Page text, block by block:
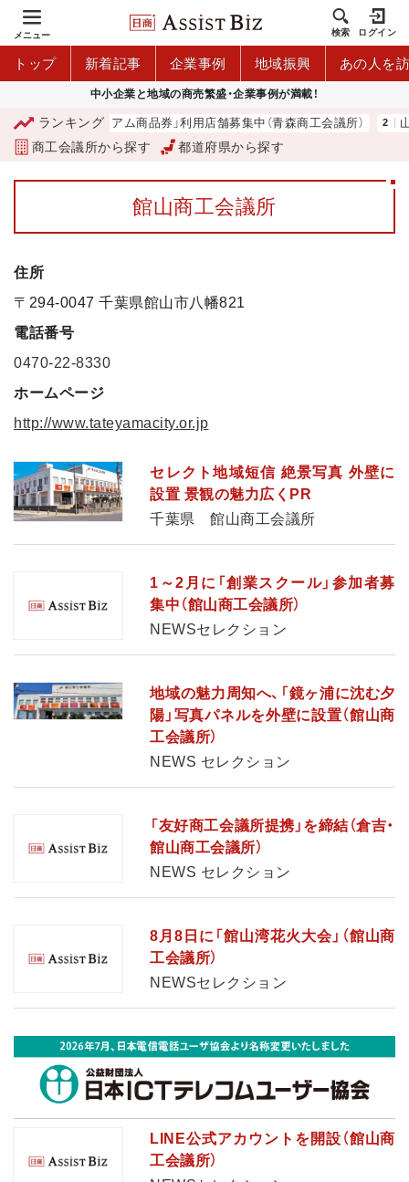
メニュー 検索 ログイン
トップ 新着記事 企業事例 地域振興 あの人を
中小企業と地域の商売繁盛・企業事例が満載！
ランキング
「青森市プレミアム商品券」利用店舗募集中（青森商工会議所） 山
商工会議所から探す 都道府県から探す
館山商工会議所
住所
〒294-0047 千葉県館山市八幡821
電話番号
0470-22-8330
ホームページ
http://www.tateyamacity.or.jp
セレクト地域短信 絶景写真 外壁に
設置 景観の魅力広くPR
千葉県 館山商工会議所
1～2月に「創業スクール」参加者募
集中（館山商工会議所）
NEWSセレクション
地域の魅力周知へ、「鏡ヶ浦に沈む夕
陽」写真パネルを外壁に設置（館山商
工会議所）
NEWS セレクション
「友好商工会議所提携」を締結（倉吉・
館山商工会議所）
NEWS セレクション
8月8日に「館山湾花火大会」（館山商
工会議所）
NEWSセレクション
LINE公式アカウントを開設（館山商
工会議所）